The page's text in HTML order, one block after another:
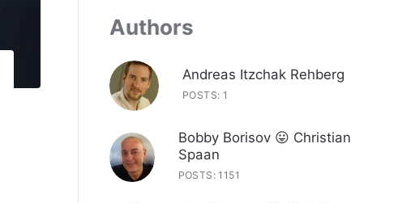
Authors
Andreas Itzchak Rehberg
POSTS: 1
Bobby Borisov 😛 Christian
Spaan
POSTS: 1151